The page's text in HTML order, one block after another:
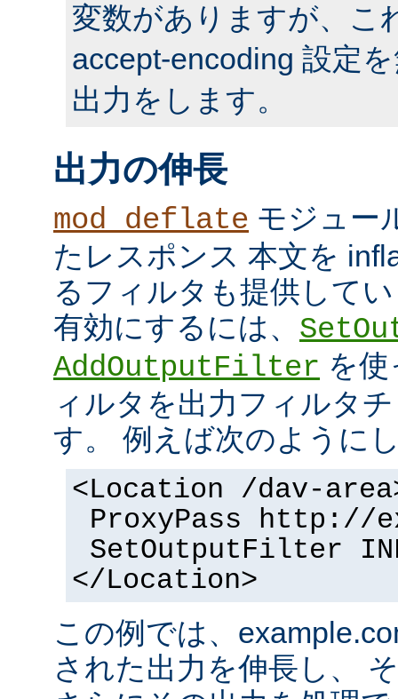
変数がありますが、こ
accept-encoding 設定
出力をします。
出力の伸長
mod_deflate モジュー
たレスポンス 本文を
るフィルタも提供して
有効にするには、
AddOutputFilter を
ィルタを出力フィルタ
す。 例えば次のように
<Location /dav-
ProxyPass http://
SetOutputFilter
</Location>
この例では、
された出力を伸長し、